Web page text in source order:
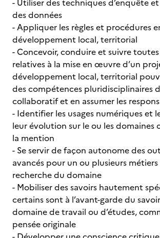
- Utiliser des techniques d’enquête
des données
- Appliquer les règles et procédures
développement local, territorial
- Concevoir, conduire et suivre
relatives à la mise en œuvre d’un
développement local, territorial
des compétences pluridisciplinaires
collaboratif et en assumer les
- Identifier les usages numériques et
leur évolution sur le ou les domaines
la mention
- Se servir de façon autonome des
avancés pour un ou plusieurs
recherche du domaine
- Mobiliser des savoirs hautement
certains sont à l’avant-garde du
domaine de travail ou d’études,
pensée originale